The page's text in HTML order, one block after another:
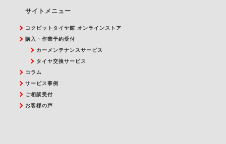
サイトメニュー
コクピットタイヤ館 オンラインストア
購入・作業予約受付
カーメンテナンスサービス
タイヤ交換サービス
コラム
サービス事例
ご相談受付
お客様の声